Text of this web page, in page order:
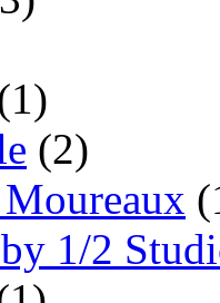
(2)
1/2